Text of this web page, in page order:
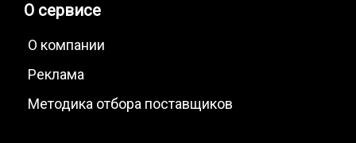
О сервисе
О компании
Реклама
Методика отбора поставщиков